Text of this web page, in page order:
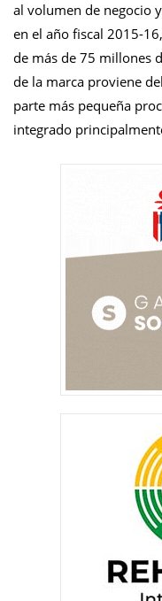
al volumen de negocio
en el año fiscal 2015-
de más de 75 millones
de la marca proviene
parte más pequeña
integrado